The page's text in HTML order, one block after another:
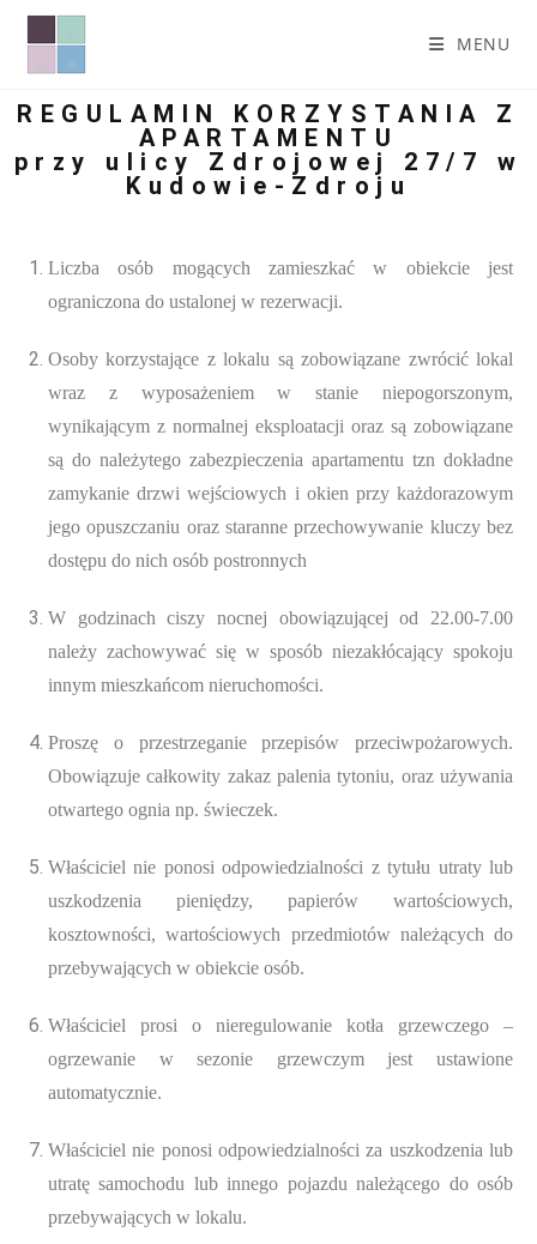
MENU
REGULAMIN KORZYSTANIA Z
APARTAMENTU
przy ulicy Zdrojowej 27/7 w
Kudowie-Zdroju
Liczba osób mogących zamieszkać w obiekcie jest
ograniczona do ustalonej w rezerwacji.
Osoby korzystające z lokalu są zobowiązane zwrócić lokal
wraz z wyposażeniem w stanie niepogorszonym,
wynikającym z normalnej eksploatacji oraz są zobowiązane
są do należytego zabezpieczenia apartamentu tzn dokładne
zamykanie drzwi wejściowych i okien przy każdorazowym
jego opuszczaniu oraz staranne przechowywanie kluczy bez
dostępu do nich osób postronnych
W godzinach ciszy nocnej obowiązującej od 22.00-7.00
należy zachowywać się w sposób niezakłócający spokoju
innym mieszkańcom nieruchomości.
Proszę o przestrzeganie przepisów przeciwpożarowych.
Obowiązuje całkowity zakaz palenia tytoniu, oraz używania
otwartego ognia np. świeczek.
Właściciel nie ponosi odpowiedzialności z tytułu utraty lub
uszkodzenia pieniędzy, papierów wartościowych,
kosztowności, wartościowych przedmiotów należących do
przebywających w obiekcie osób.
Właściciel prosi o nieregulowanie kotła grzewczego –
ogrzewanie w sezonie grzewczym jest ustawione
automatycznie.
Właściciel nie ponosi odpowiedzialności za uszkodzenia lub
utratę samochodu lub innego pojazdu należącego do osób
przebywających w lokalu.